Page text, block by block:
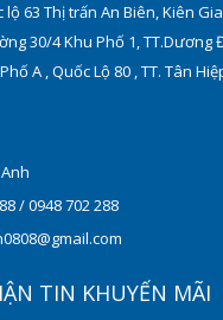
63 Thị trấn An Biên, Kiên
30/4 Khu Phố 1, TT.Dương
A , Quốc Lộ 80 , TT. Tân
/ 0948 702 288
TIN KHUYẾN MÃI